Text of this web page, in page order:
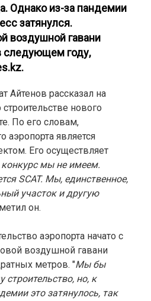
Однако из-за пандемии
затянулся.
воздушной гавани
следующем году,
рассказал на
нового
По его словам,
аэропорта является
Его осуществляет
конкурс мы не имеем.
SCAT. Мы, единственное,
участок и другую
он.
аэропорта начато с
воздушной гавани
метров. "Мы бы
строительство, но, к
это затянулось, так